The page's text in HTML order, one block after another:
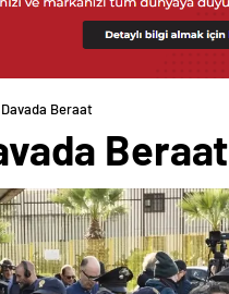
Beraat
Beraat